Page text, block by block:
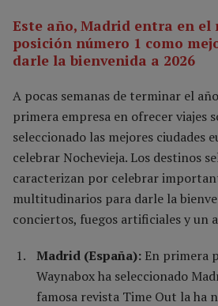
Este año, Madrid entra en el
posición número 1 como
darle la bienvenida a 2026
A pocas semanas de terminar el
primera empresa en ofrecer viajes
seleccionado las mejores ciudades
celebrar Nochevieja. Los destinos
caracterizan por celebrar
multitudinarios para darle la
conciertos, fuegos artificiales y un
Madrid (España): En primera
Waynabox ha seleccionado
famosa revista Time Out la ha